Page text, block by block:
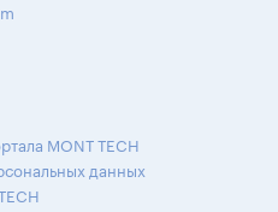
MONT TECH
данных